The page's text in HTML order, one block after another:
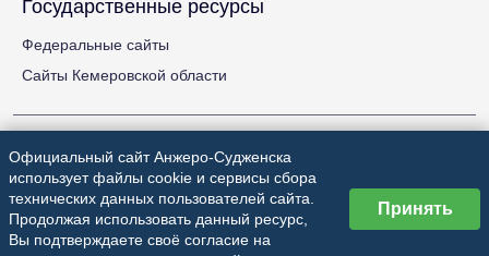
Государственные ресурсы
Федеральные сайты
Сайты Кемеровской области
Официальный сайт Анжеро-Судженска
использует файлы cookie и сервисы сбора
технических данных пользователей сайта.
Продолжая использовать данный ресурс,
Вы подтверждаете своё согласие на
Принять
Анжеро-Судженский городской округ